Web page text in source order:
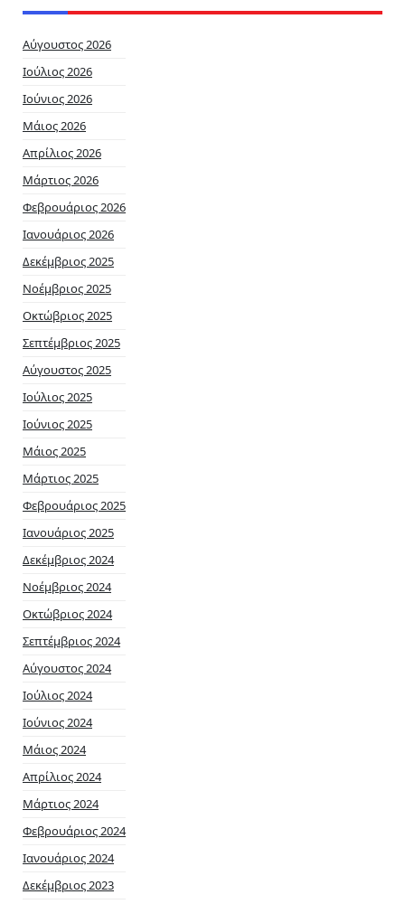
Αύγουστος 2026
Ιούλιος 2026
Ιούνιος 2026
Μάιος 2026
Απρίλιος 2026
Μάρτιος 2026
Φεβρουάριος 2026
Ιανουάριος 2026
Δεκέμβριος 2025
Νοέμβριος 2025
Οκτώβριος 2025
Σεπτέμβριος 2025
Αύγουστος 2025
Ιούλιος 2025
Ιούνιος 2025
Μάιος 2025
Μάρτιος 2025
Φεβρουάριος 2025
Ιανουάριος 2025
Δεκέμβριος 2024
Νοέμβριος 2024
Οκτώβριος 2024
Σεπτέμβριος 2024
Αύγουστος 2024
Ιούλιος 2024
Ιούνιος 2024
Μάιος 2024
Απρίλιος 2024
Μάρτιος 2024
Φεβρουάριος 2024
Ιανουάριος 2024
Δεκέμβριος 2023